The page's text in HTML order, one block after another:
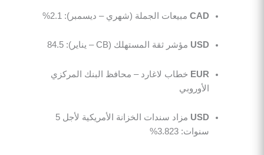
CAD مبيعات الجملة (شهري – ديسمبر): 2.1%
USD مؤشر ثقة المستهلك (CB – يناير): 84.5
EUR خطاب لاغارد – محافظ البنك المركزي
الأوروبي
USD
مزاد سندات الخزانة الأمريكية لأجل 5
سنوات: 3.823%